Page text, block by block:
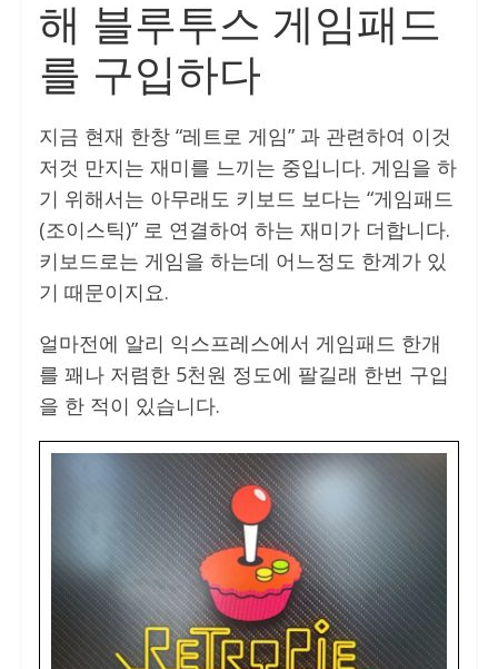
해 블루투스 게임패드
를 구입하다
지금 현재 한창 “레트로 게임” 과 관련하여 이것
저것 만지는 재미를 느끼는 중입니다. 게임을 하
기 위해서는 아무래도 키보드 보다는 “게임패드
(조이스틱)” 로 연결하여 하는 재미가 더합니다.
키보드로는 게임을 하는데 어느정도 한계가 있
기 때문이지요.
얼마전에 알리 익스프레스에서 게임패드 한개
를 꽤나 저렴한 5천원 정도에 팔길래 한번 구입
을 한 적이 있습니다.